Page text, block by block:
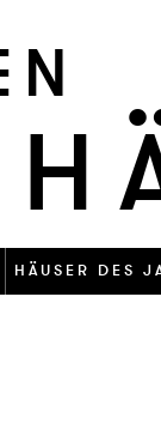
HÄUSER DES